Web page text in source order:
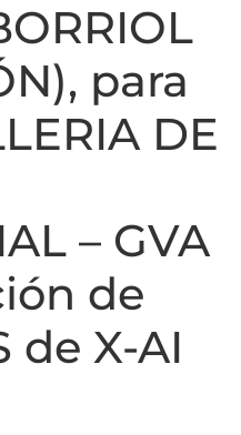
para
DE
– GVA
de
de X-AI